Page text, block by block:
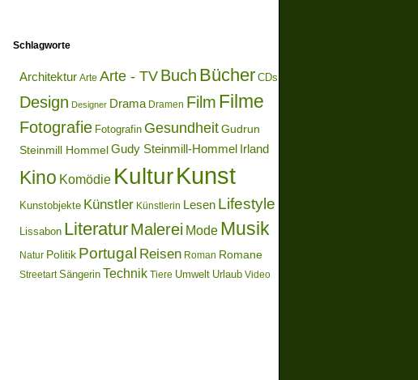
Schlagworte
Architektur Arte Arte - TVBuch Bücher CDs
Design Designer Drama Dramen Film Filme
Fotografie Fotografin Gesundheit Gudrun
Steinmill Hommel Gudy Steinmill-Hommel Irland
Kino Komödie KulturKunst
Kunstobjekte Künstler Künstlerin Lesen Lifestyle
Lissabon LiteraturMalerei Mode Musik
Natur Politik Portugal Reisen Roman Romane
Streetart Sängerin Technik Tiere Umwelt Urlaub Video